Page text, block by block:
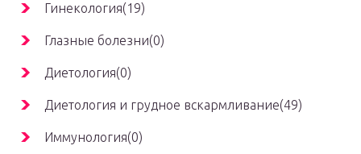
Гинекология(19)
Глазные болезни(0)
Диетология(0)
Диетология и грудное вскармливание(49)
Иммунология(0)